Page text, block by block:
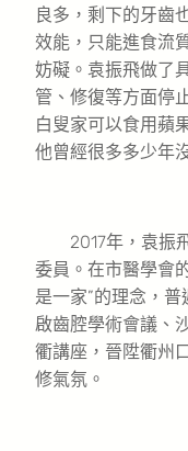
良多，剩下的牙齒
效能，只能進食流
妨礙。袁振飛做了
管、修復等方面停
白叟家可以食用蘋
他曾經很多多少年
2017年，袁振飛
委員。在市醫學會
是一家”的理念，
啟齒腔學術會議、
衢講座，晉陞衢州
修氣氛。